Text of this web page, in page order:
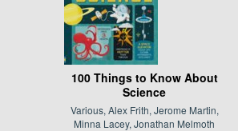
100 Things to Know About
Science
Various, Alex Frith, Jerome Martin,
Minna Lacey, Jonathan Melmoth